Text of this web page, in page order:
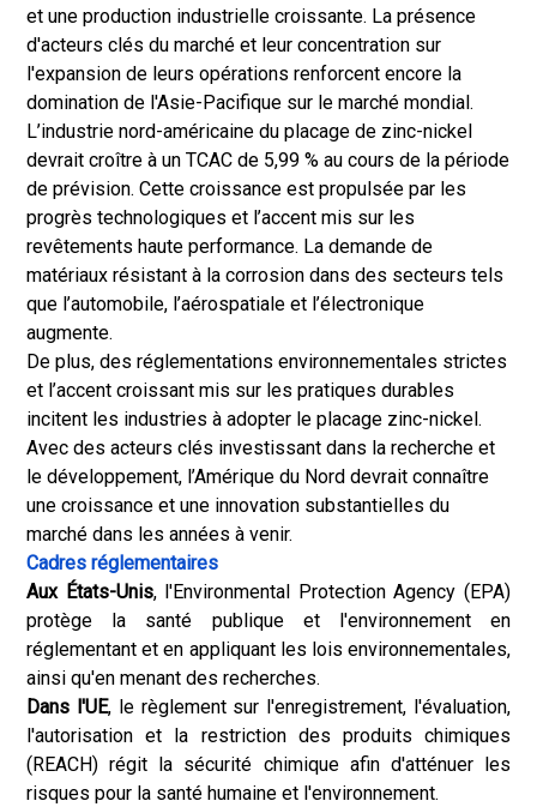
et une production industrielle croissante. La présence
d'acteurs clés du marché et leur concentration sur
l'expansion de leurs opérations renforcent encore la
domination de l'Asie-Pacifique sur le marché mondial.
L’industrie nord-américaine du placage de zinc-nickel
devrait croître à un TCAC de 5,99 % au cours de la période
de prévision. Cette croissance est propulsée par les
progrès technologiques et l’accent mis sur les
revêtements haute performance. La demande de
matériaux résistant à la corrosion dans des secteurs tels
que l’automobile, l’aérospatiale et l’électronique
augmente.
De plus, des réglementations environnementales strictes
et l’accent croissant mis sur les pratiques durables
incitent les industries à adopter le placage zinc-nickel.
Avec des acteurs clés investissant dans la recherche et
le développement, l’Amérique du Nord devrait connaître
une croissance et une innovation substantielles du
marché dans les années à venir.
Cadres réglementaires
Aux États-Unis, l'Environmental Protection Agency (EPA)
protège la santé publique et l'environnement en
réglementant et en appliquant les lois environnementales,
ainsi qu'en menant des recherches.
Dans l'UE, le règlement sur l'enregistrement, l'évaluation,
l'autorisation et la restriction des produits chimiques
(REACH) régit la sécurité chimique afin d'atténuer les
risques pour la santé humaine et l'environnement.